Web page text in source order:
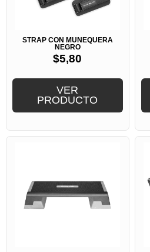
STRAP CON MUÑEQUERA
NEGRO
$5,80
VER
PRODUCTO